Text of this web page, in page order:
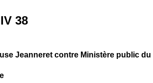
38
Jeanneret contre Ministère public